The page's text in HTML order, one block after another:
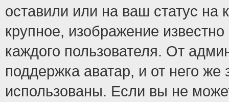
оставили или на ваш статус
крупное, изображение
каждого пользователя. От
поддержка аватар, и от него же
использованы. Если вы не